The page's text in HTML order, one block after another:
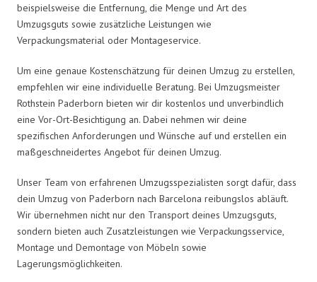
beispielsweise die Entfernung, die Menge und Art des
Umzugsguts sowie zusätzliche Leistungen wie
Verpackungsmaterial oder Montageservice.
Um eine genaue Kostenschätzung für deinen Umzug zu erstellen,
empfehlen wir eine individuelle Beratung. Bei Umzugsmeister
Rothstein Paderborn bieten wir dir kostenlos und unverbindlich
eine Vor-Ort-Besichtigung an. Dabei nehmen wir deine
spezifischen Anforderungen und Wünsche auf und erstellen ein
maßgeschneidertes Angebot für deinen Umzug.
Unser Team von erfahrenen Umzugsspezialisten sorgt dafür, dass
dein Umzug von Paderborn nach Barcelona reibungslos abläuft.
Wir übernehmen nicht nur den Transport deines Umzugsguts,
sondern bieten auch Zusatzleistungen wie Verpackungsservice,
Montage und Demontage von Möbeln sowie
Lagerungsmöglichkeiten.